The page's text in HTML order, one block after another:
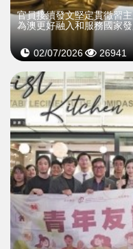
官員接續發文堅定貫徹習
為澳更好融入和服務國家
02/07/2026 26941